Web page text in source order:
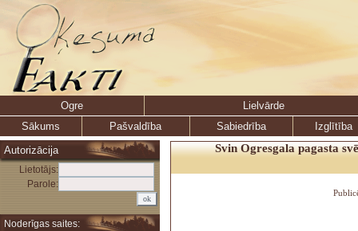
Ogre
Lielvārde
Sākums
Pašvaldība Sabiedrība
Izglītība
Autorizācija
Lietotājs:
Parole:
Noderīgas saites:
Svin Ogresgala pagasta